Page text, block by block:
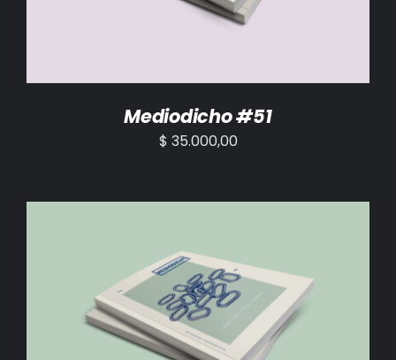
Mediodicho #51
$ 35.000,00
AÑADIR AL CARRITO DETALLES